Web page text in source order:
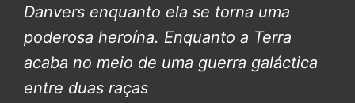
Danvers enquanto ela se torna uma
poderosa heroína. Enquanto a Terra
acaba no meio de uma guerra galáctica
entre duas raças